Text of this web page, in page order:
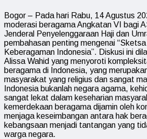
Bogor – Pada hari Rabu, 14 Agustus
moderasi beragama Angkatan VI bagi
Jenderal Penyelenggaraan Haji dan
pembahasan penting mengenai
Keberagaman Indonesia”. Diskusi ini
Alissa Wahid yang menyoroti
beragama di Indonesia, yang
masyarakat yang religius dan sangat
Indonesia bukanlah negara agama,
sangat lekat dalam keseharian
kemerdekaan beragama dijamin oleh
menjaga keseimbangan antara hak
kebangsaan menjadi tantangan yang
warga negara.